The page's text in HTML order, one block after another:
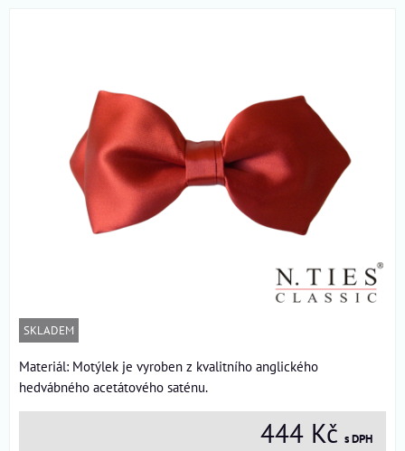
SKLADEM
Materiál: Motýlek je vyroben z kvalitního anglického
hedvábného acetátového saténu.
444 Kč s DPH